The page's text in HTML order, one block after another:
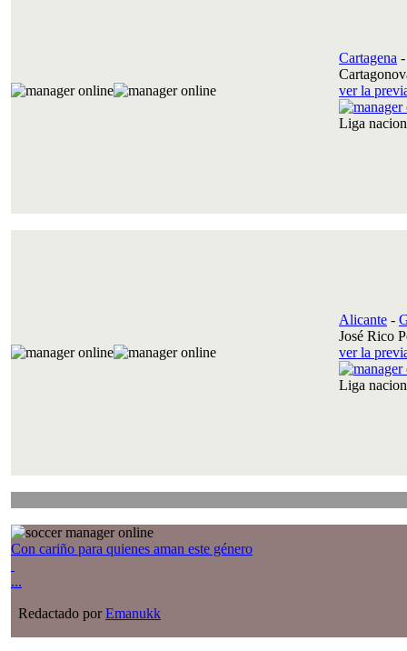
Cartagena
ver la
Liga
Alicante -
José Rico
ver la
Liga
Con cariño para quienes aman este género
...
Redactado porEmanukk